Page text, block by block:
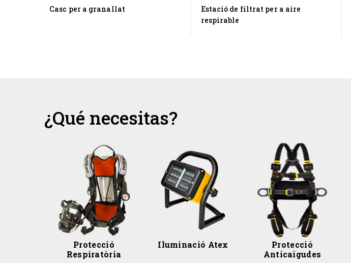
Casc per a granallat
Estació de filtrat per a aire
respirable
¿Qué necesitas?
Protecció
Respiratòria
Iluminació Atex
Protecció
Anticaigudes